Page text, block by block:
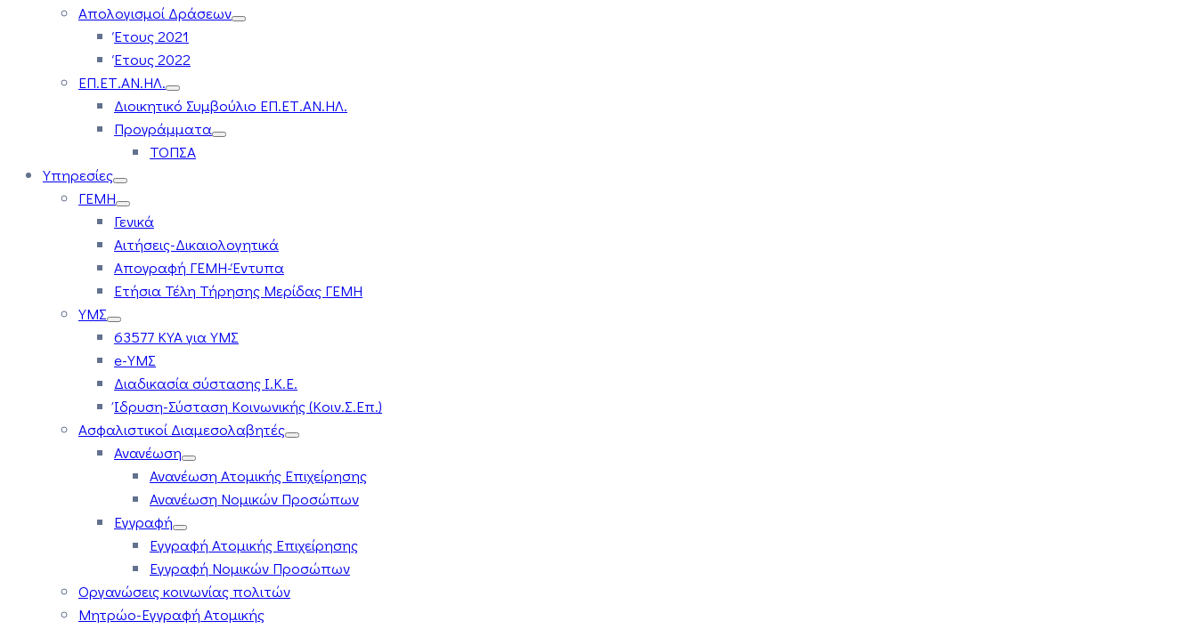
Απολογισμοί Δράσεων
Έτους 2021
Έτους 2022
ΕΠ.ΕΤ.ΑΝ.ΗΛ.
Διοικητικό Συμβούλιο ΕΠ.ΕΤ.ΑΝ.ΗΛ.
Προγράμματα
ΤΟΠΣΑ
Υπηρεσίες
ΓΕΜΗ
Γενικά
Αιτήσεις-Δικαιολογητικά
Απογραφή ΓΕΜΗ-Έντυπα
Ετήσια Τέλη Τήρησης Μερίδας ΓΕΜΗ
ΥΜΣ
63577 ΚΥΑ για ΥΜΣ
e-ΥΜΣ
Διαδικασία σύστασης Ι.Κ.Ε.
Ίδρυση-Σύσταση Κοινωνικής (Κοιν.Σ.Επ.)
Ασφαλιστικοί Διαμεσολαβητές
Ανανέωση
Ανανέωση Ατομικής Επιχείρησης
Ανανέωση Νομικών Προσώπων
Εγγραφή
Εγγραφή Ατομικής Επιχείρησης
Εγγραφή Νομικών Προσώπων
Οργανώσεις κοινωνίας πολιτών
Μητρώο-Εγγραφή Ατομικής